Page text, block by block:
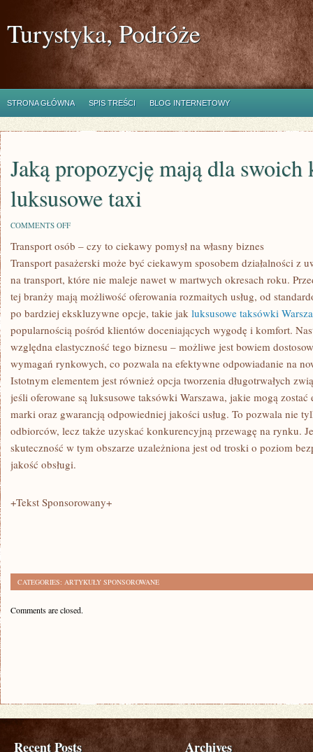
Turystyka, Podróże
STRONA GŁÓWNA SPIS TREŚCI BLOG INTERNETOWY
Jaką propozycję mają dla
luksusowe taxi
COMMENTS OFFON
PROPOZYCJĘ
DLA
SWOICH
LUKSUSOWE
TAXI
Transport osób – czy to ciekawy pomysł na własny biznes
Transport pasażerski może być ciekawym sposobem działalności z
na transport, które nie maleje nawet w martwych okresach roku.
tej branży mają możliwość oferowania rozmaitych usług, od
po bardziej ekskluzywne opcje, takie jak luksusowe taksówki
popularnością pośród klientów doceniających wygodę i komfort.
względna elastyczność tego biznesu – możliwe jest bowiem
wymagań rynkowych, co pozwala na efektywne odpowiadanie na
Istotnym elementem jest również opcja tworzenia długotrwałych
jeśli oferowane są luksusowe taksówki Warszawa, jakie mogą
marki oraz gwarancją odpowiedniej jakości usług. To pozwala nie
odbiorców, lecz także uzyskać konkurencyjną przewagę na rynku.
skuteczność w tym obszarze uzależniona jest od troski o poziom
jakość obsługi.
+Tekst Sponsorowany+
CATEGORIES: ARTYKUŁY SPONSOROWANE
Comments are closed.
Recent Posts Archives